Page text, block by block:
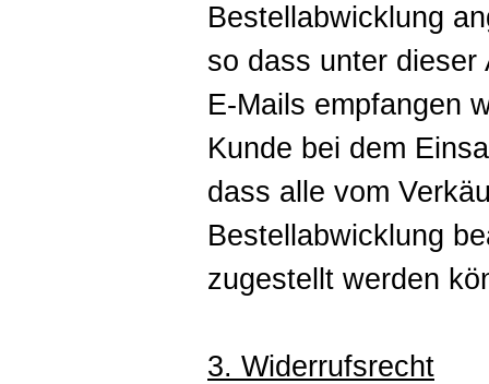
Bestellabwicklung
so dass unter dieser
E-Mails empfangen
Kunde bei dem
dass alle vom
Bestellabwicklung
zugestellt werden
3. Widerrufsrecht